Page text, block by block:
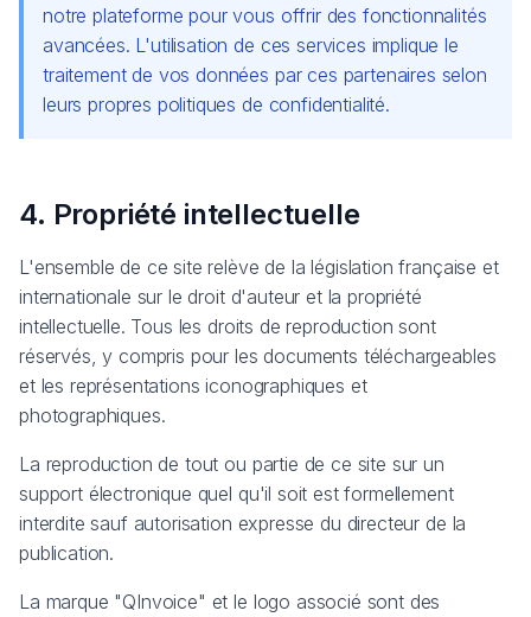
notre plateforme pour vous offrir des fonctionnalités
avancées. L'utilisation de ces services implique le
traitement de vos données par ces partenaires selon
leurs propres politiques de confidentialité.
4. Propriété intellectuelle
L'ensemble de ce site relève de la législation française et
internationale sur le droit d'auteur et la propriété
intellectuelle. Tous les droits de reproduction sont
réservés, y compris pour les documents téléchargeables
et les représentations iconographiques et
photographiques.
La reproduction de tout ou partie de ce site sur un
support électronique quel qu'il soit est formellement
interdite sauf autorisation expresse du directeur de la
publication.
La marque "QInvoice" et le logo associé sont des